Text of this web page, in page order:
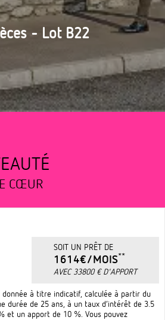
- Lot B22
CŒUR
SOIT UN PRÊT DE
1614€/MOIS**
AVEC 33800 € D'APPORT
donnée à titre indicatif, calculée à partir du
durée de 25 ans, à un taux d’intérêt de 3.5
et un apport de 10 %. Vous pouvez